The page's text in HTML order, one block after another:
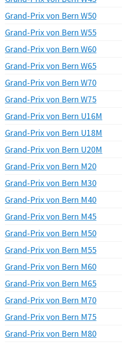
Grand-Prix von Bern W50
Grand-Prix von Bern W55
Grand-Prix von Bern W60
Grand-Prix von Bern W65
Grand-Prix von Bern W70
Grand-Prix von Bern W75
Grand-Prix von Bern U16M
Grand-Prix von Bern U18M
Grand-Prix von Bern U20M
Grand-Prix von Bern M20
Grand-Prix von Bern M30
Grand-Prix von Bern M40
Grand-Prix von Bern M45
Grand-Prix von Bern M50
Grand-Prix von Bern M55
Grand-Prix von Bern M60
Grand-Prix von Bern M65
Grand-Prix von Bern M70
Grand-Prix von Bern M75
Grand-Prix von Bern M80